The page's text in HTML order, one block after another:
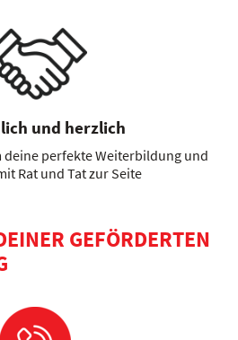
und herzlich
deine perfekte Weiterbildung und
Rat und Tat zur Seite
GEFÖRDERTEN